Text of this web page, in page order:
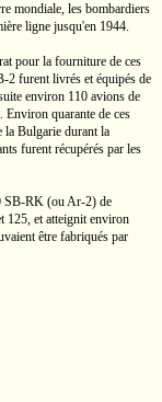
mondiale, les bombardiers
ligne jusqu'en 1944.
pour la fourniture de ces
2 furent livrés et équipés de
environ 110 avions de
Environ quarante de ces
la Bulgarie durant la
furent récupérés par les
SB-RK (ouAr-2) de
125, et atteignit environ
être fabriqués par